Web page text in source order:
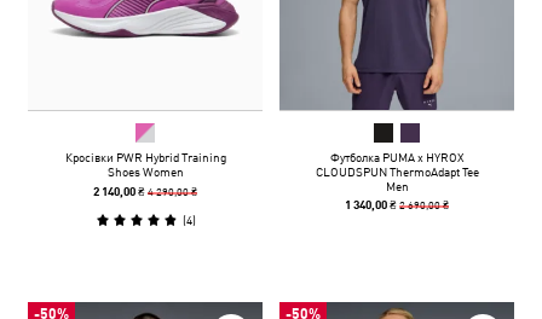
Кросівки PWR Hybrid Training
Shoes Women
2 140,00 ₴4 290,00 ₴
(4)
Футболка PUMA x HYROX
CLOUDSPUN ThermoAdapt Tee
Men
1 340,00 ₴2 690,00 ₴
-50% -50%